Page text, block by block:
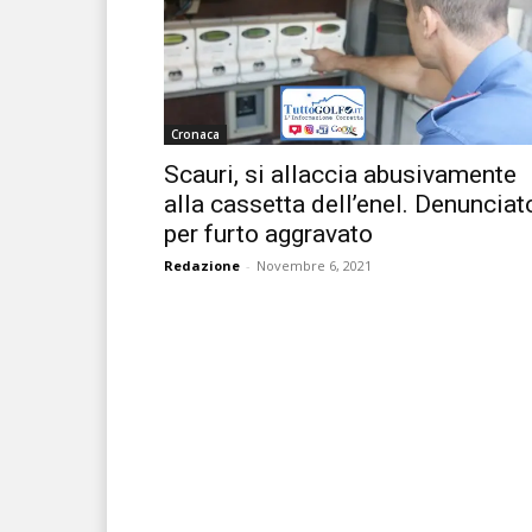
Cronaca
Scauri, si allaccia abusivamente
alla cassetta dell’enel.
per furto aggravato
Redazione - Novembre 6, 2021